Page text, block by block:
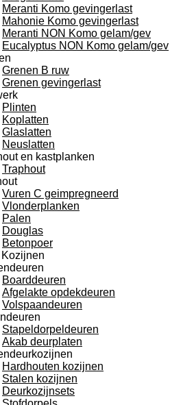
Meranti Komo gevingerlast
Mahonie Komo gevingerlast
Meranti NON Komo gelam/gev
Eucalyptus NON Komo gelam/gev
Grenen B ruw
Grenen gevingerlast
Plinten
Koplatten
Glaslatten
Neuslatten
en kastplanken
Traphout
Vuren C geimpregneerd
Vlonderplanken
Palen
Douglas
Betonpoer
Boarddeuren
Afgelakte opdekdeuren
Volspaandeuren
Stapeldorpeldeuren
Akab deurplaten
Hardhouten kozijnen
Stalen kozijnen
Deurkozijnsets